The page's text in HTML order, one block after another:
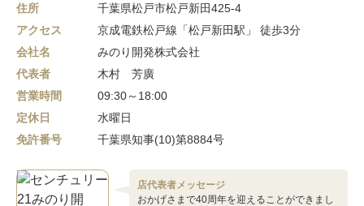
住所
千葉県松戸市松戸新田425-4
アクセス
京成電鉄松戸線「松戸新田駅」 徒歩3分
会社名
みのり開発株式会社
代表者
木村 芳廣
営業時間
09:30～18:00
定休日
水曜日
免許番号
千葉県知事(10)第8884号
店代表者メッセージ
おかげさまで40周年を迎えることができまし